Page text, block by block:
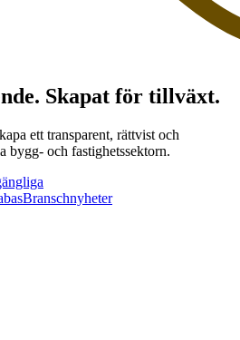
Skapat för tillväxt.
ett transparent, rättvist och
bygg- och fastighetssektorn.
Branschnyheter